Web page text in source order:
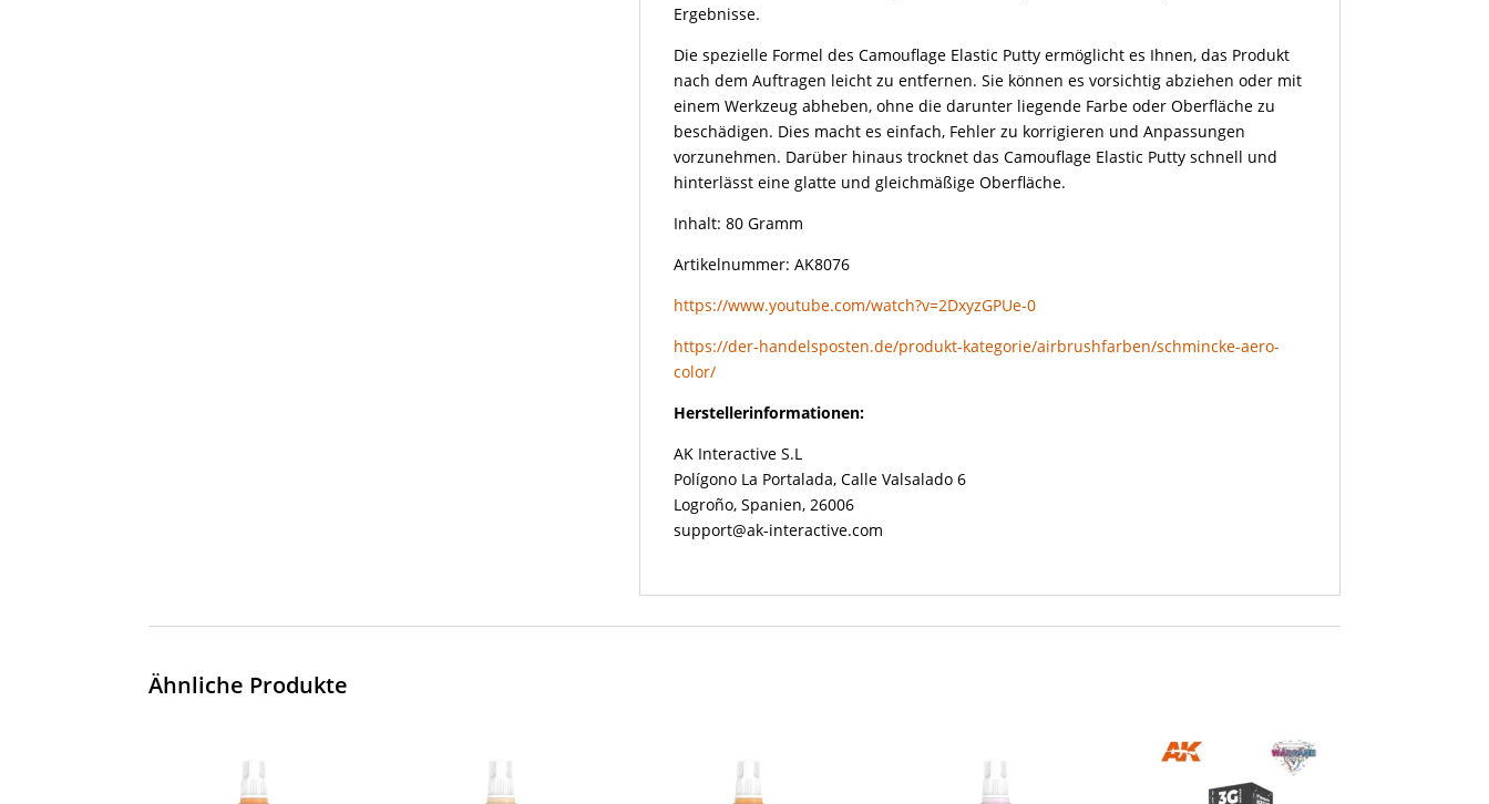
Ergebnisse.
Die spezielle Formel des Camouflage Elastic Putty ermöglicht es Ihnen, das Produkt
nach dem Auftragen leicht zu entfernen. Sie können es vorsichtig abziehen oder mit
einem Werkzeug abheben, ohne die darunter liegende Farbe oder Oberfläche zu
beschädigen. Dies macht es einfach, Fehler zu korrigieren und Anpassungen
vorzunehmen. Darüber hinaus trocknet das Camouflage Elastic Putty schnell und
hinterlässt eine glatte und gleichmäßige Oberfläche.
Inhalt: 80 Gramm
Artikelnummer: AK8076
https://www.youtube.com/watch?v=2DxyzGPUe-0
https://der-handelsposten.de/produkt-kategorie/airbrushfarben/schmincke-aero-
color/
Herstellerinformationen:
AK Interactive S.L
Polígono La Portalada, Calle Valsalado 6
Logroño, Spanien, 26006
support@ak-interactive.com
Ähnliche Produkte